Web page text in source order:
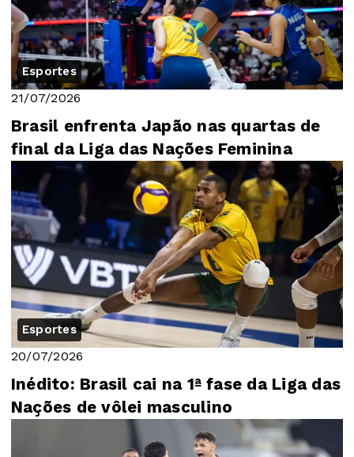
Esportes
21/07/2026
Brasil enfrenta Japão nas quartas de
final da Liga das Nações Feminina
Esportes
20/07/2026
Inédito: Brasil cai na 1ª fase da Liga das
Nações de vôlei masculino